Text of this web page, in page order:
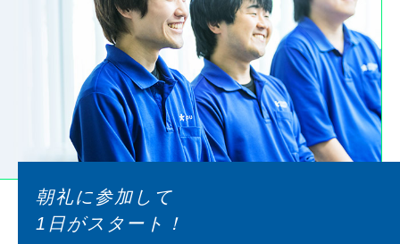
朝礼に参加して
1日がスタート！